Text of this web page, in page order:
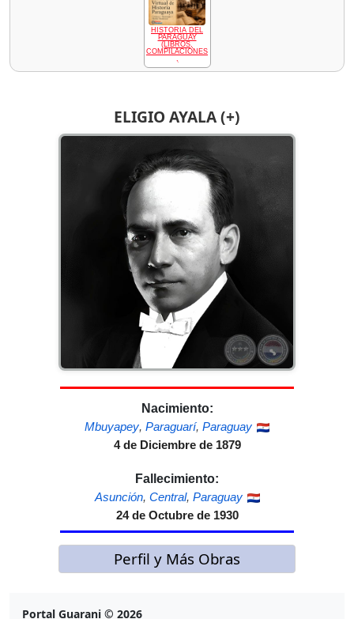
ELIGIO AYALA (+)
Nacimiento:
Mbuyapey, Paraguarí, Paraguay
4 de Diciembre de 1879
Fallecimiento:
Asunción, Central, Paraguay
24 de Octubre de 1930
Perfil y Más Obras
HISTORIA DEL
PARAGUAY
(LIBROS,
COMPILACIONES
Portal Guarani © 2026